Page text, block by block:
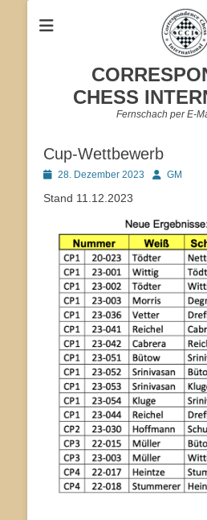
CHESS
Fernschach per E-
Cup-Wettbewerb
Veröffentlicht
28. Dezember 2023 AutorGM
Stand 11.12.2023